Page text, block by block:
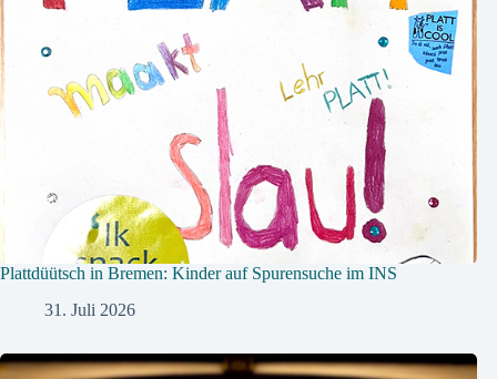
Plattdüütsch in Bremen: Kinder auf Spurensuche im INS
31. Juli 2026